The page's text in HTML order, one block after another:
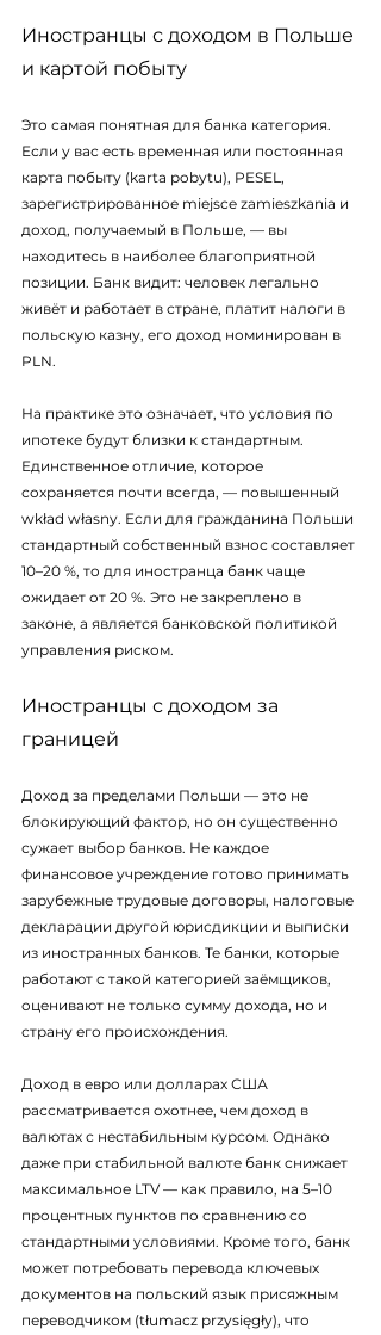
Иностранцы с доходом в Польше
и картой побыту
Это самая понятная для банка категория.
Если у вас есть временная или постоянная
карта побыту (karta pobytu), PESEL,
зарегистрированное miejsce zamieszkania и
доход, получаемый в Польше, — вы
находитесь в наиболее благоприятной
позиции. Банк видит: человек легально
живёт и работает в стране, платит налоги в
польскую казну, его доход номинирован в
PLN.
На практике это означает, что условия по
ипотеке будут близки к стандартным.
Единственное отличие, которое
сохраняется почти всегда, — повышенный
wkład własny. Если для гражданина Польши
стандартный собственный взнос составляет
10–20 %, то для иностранца банк чаще
ожидает от 20 %. Это не закреплено в
законе, а является банковской политикой
управления риском.
Иностранцы с доходом за
границей
Доход за пределами Польши — это не
блокирующий фактор, но он существенно
сужает выбор банков. Не каждое
финансовое учреждение готово принимать
зарубежные трудовые договоры, налоговые
декларации другой юрисдикции и выписки
из иностранных банков. Те банки, которые
работают с такой категорией заёмщиков,
оценивают не только сумму дохода, но и
страну его происхождения.
Доход в евро или долларах США
рассматривается охотнее, чем доход в
валютах с нестабильным курсом. Однако
даже при стабильной валюте банк снижает
максимальное LTV — как правило, на 5–10
процентных пунктов по сравнению со
стандартными условиями. Кроме того, банк
может потребовать перевода ключевых
документов на польский язык присяжным
переводчиком (tłumacz przysięgły), что